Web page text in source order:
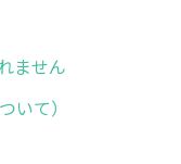
ません
いて）